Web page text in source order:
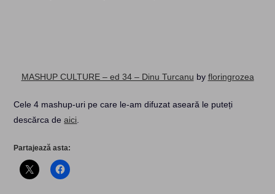
MASHUP CULTURE – ed 34 – Dinu Turcanu by floringrozea
Cele 4 mashup-uri pe care le-am difuzat aseară le puteți
descărca deaici
Partajează asta: